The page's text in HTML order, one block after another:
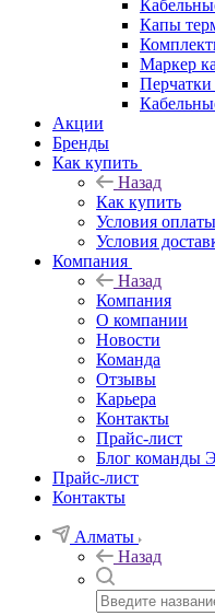
Капы
Маркер
Акции
Бренды
Как купить
Назад
Как купить
Условия оплаты
Условия
Компания
Назад
Компания
О компании
Новости
Команда
Отзывы
Карьера
Контакты
Прайс-лист
Блог команды
Прайс-лист
Контакты
Алматы
Назад